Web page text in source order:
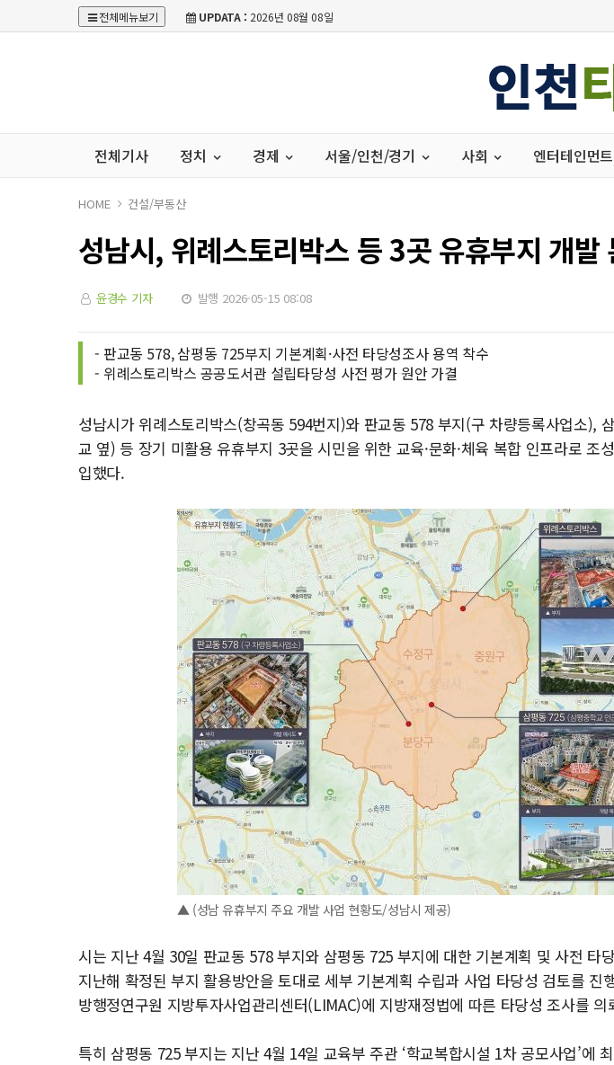
전체메뉴보기 UPDATA : 2026년 08월 08일
전체기사 정치 경제 서울/인천/경기 사회 엔터테인먼트
HOME 건설/부동산
성남시, 위례스토리박스 등 3곳 유휴부지 개발
윤경수 기자 발행 2026-05-15 08:08
- 판교동 578, 삼평동 725부지 기본계획·사전 타당성조사 용역 착수
- 위례스토리박스 공공도서관 설립타당성 사전 평가 원안 가결
성남시가 위례스토리박스(창곡동 594번지)와 판교동 578 부지(구 차량등록사업소),
교 옆) 등 장기 미활용 유휴부지 3곳을 시민을 위한 교육·문화·체육 복합 인프라로 조
입했다.
▲ (성남 유휴부지 주요 개발 사업 현황도/성남시 제공)
시는 지난 4월 30일 판교동 578 부지와 삼평동 725 부지에 대한 기본계획 및 사전 타
지난해 확정된 부지 활용방안을 토대로 세부 기본계획 수립과 사업 타당성 검토를 진
방행정연구원 지방투자사업관리센터(LIMAC)에 지방재정법에 따른 타당성 조사를 의
특히 삼평동 725 부지는 지난 4월 14일 교육부 주관 ‘학교복합시설 1차 공모사업’에